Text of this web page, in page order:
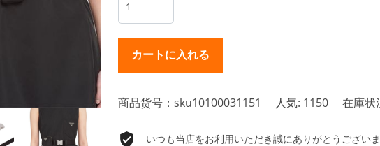
商品货号：sku10100031151 人気: 1150 在庫状
いつも当店をお利用いただき誠にありがとうござい